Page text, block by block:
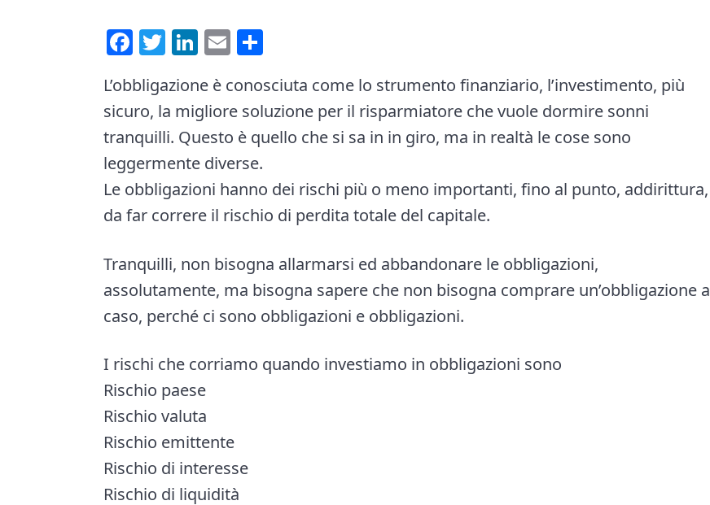
F
ce
b
o
ok
T
tt
er
Li
e
dI
n
E
ai
l
n
di
vi
L’obbligazione è conosciuta come lo strumento finanziario, l’investimento, più
sicuro, la migliore soluzione per il risparmiatore che vuole dormire sonni
tranquilli. Questo è quello che si sa in in giro, ma in realtà le cose sono
leggermente diverse.
Le obbligazioni hanno dei rischi più o meno importanti, fino al punto, addirittura,
da far correre il rischio di perdita totale del capitale.
Tranquilli, non bisogna allarmarsi ed abbandonare le obbligazioni,
assolutamente, ma bisogna sapere che non bisogna comprare un’obbligazione a
caso, perché ci sono obbligazioni e obbligazioni.
I rischi che corriamo quando investiamo in obbligazioni sono
Rischio paese
Rischio valuta
Rischio emittente
Rischio di interesse
Rischio di liquidità